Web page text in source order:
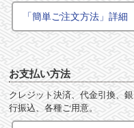
「簡単ご注文方法」詳細
お支払い方法
クレジット決済、代金引換、銀
行振込、各種ご用意。